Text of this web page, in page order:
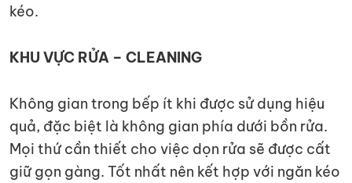
kéo.
KHU VỰC RỬA – CLEANING
Không gian trong bếp ít khi được sử dụng hiệu
quả, đặc biệt là không gian phía dưới bồn rửa.
Mọi thứ cần thiết cho việc dọn rửa sẽ được cất
giữ gọn gàng. Tốt nhất nên kết hợp với ngăn kéo